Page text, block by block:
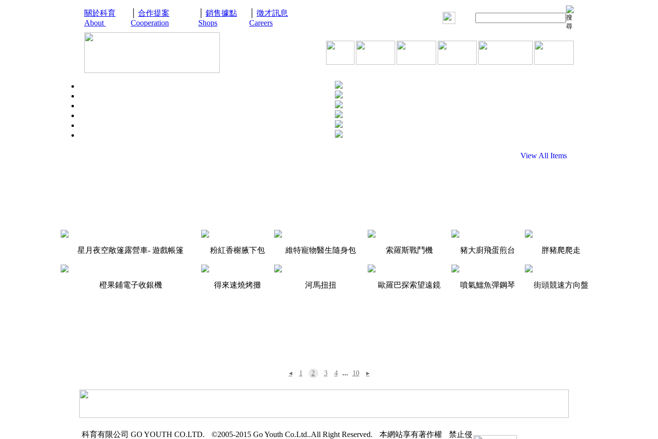
關於科育
About
合作提案
Cooperation
銷售據點
Shops
徵才訊息
Careers
View All Items
星月夜空敞篷露營車- 遊戲帳篷 粉紅香榭腋下包 維特寵物醫生隨身包 索羅斯戰鬥機 豬大廚飛蛋煎台 胖豬爬爬走
橙果鋪電子收銀機 得來速燒烤攤 河馬扭扭 歐羅巴探索望遠鏡 噴氣鱷魚彈鋼琴 街頭競速方向盤
◂ 1 2 3 4 ... 10 ▸
科育有限公司 GO YOUTH CO.LTD. ©2005-2015 Go Youth Co.Ltd..All Right Reserved. 本網站享有著作權 禁止侵